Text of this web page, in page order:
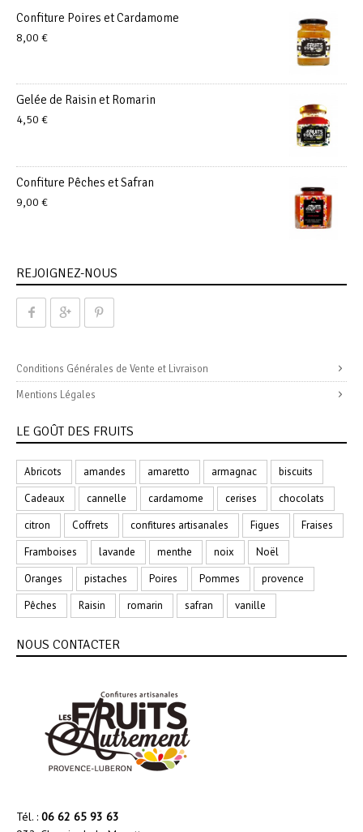
Confiture Poires et Cardamome
8,00 €
Gelée de Raisin et Romarin
4,50 €
Confiture Pêches et Safran
9,00 €
REJOIGNEZ-NOUS
Conditions Générales de Vente et Livraison
Mentions Légales
LE GOÛT DES FRUITS
Abricots amandes amaretto armagnac
biscuits
Cadeaux
cannelle cardamome cerises
chocolats
citron
Coffrets confitures artisanales Figues
Fraises
Framboises
lavande menthe noix
Noël
Oranges
pistaches Poires Pommes
provence
Pêches
Raisin romarin safran vanille
NOUS CONTACTER
Tél. : 06 62 65 93 63